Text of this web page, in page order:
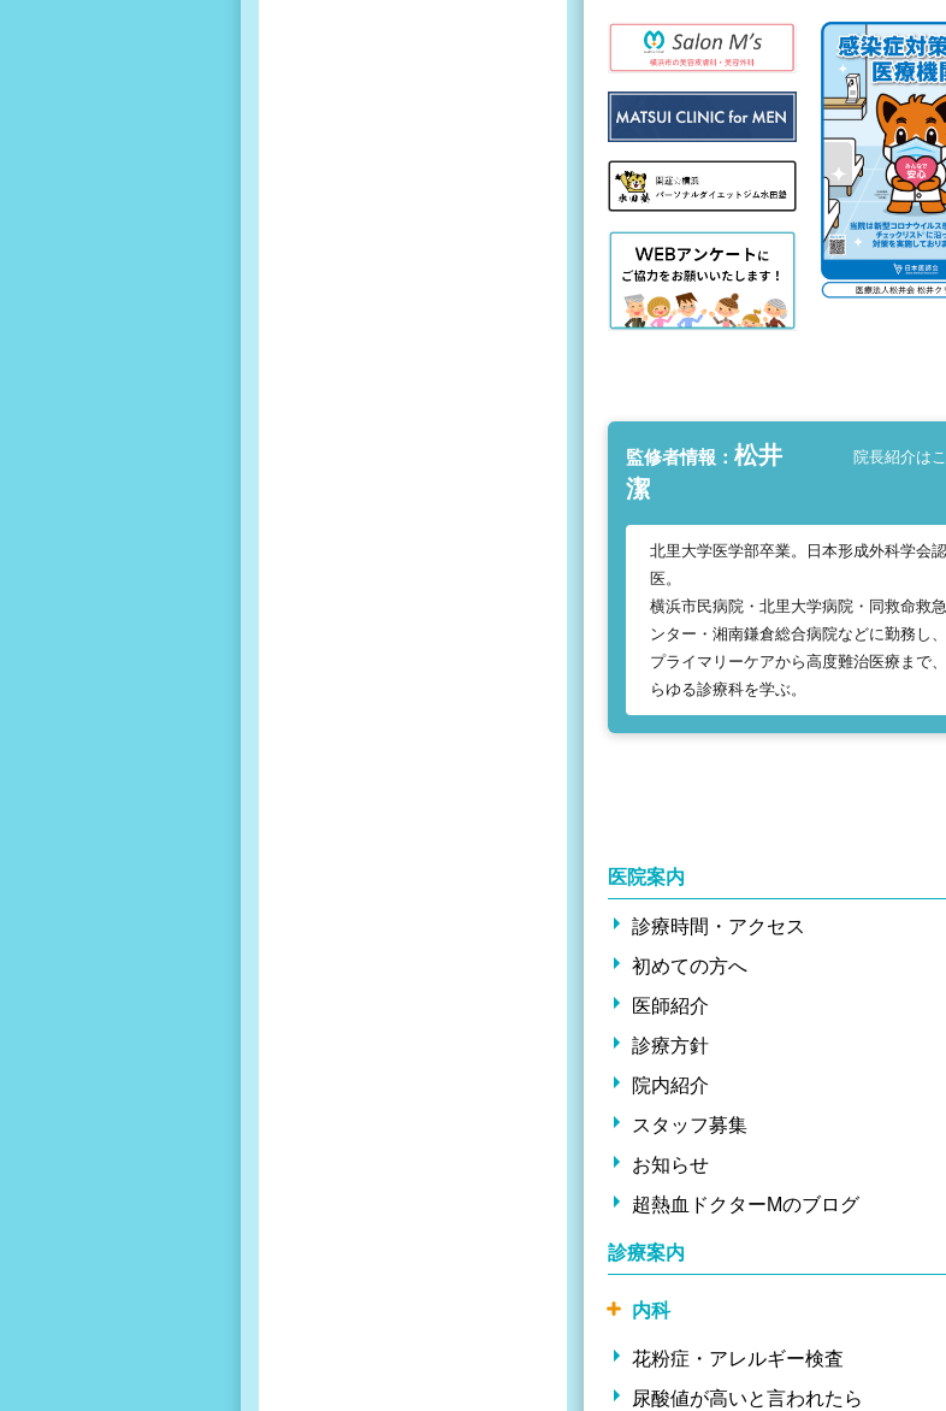
監修者情報： 松井
潔
院長紹介は
北里大学医学部卒業。日本形成外科学会
医。
横浜市民病院・北里大学病院・同救命救
ンター・湘南鎌倉総合病院などに勤務し、
プライマリーケアから高度難治医療まで
らゆる診療科を学ぶ。
医院案内
診療時間・アクセス
初めての方へ
医師紹介
診療方針
院内紹介
スタッフ募集
お知らせ
超熱血ドクターMのブログ
診療案内
内科
花粉症・アレルギー検査
尿酸値が高いと言われたら